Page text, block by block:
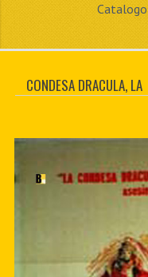
Catalogo
CONDESA DRACULA, LA